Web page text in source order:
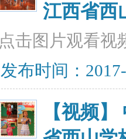
江西省西
点击图片观看视
发布时间：
【视频